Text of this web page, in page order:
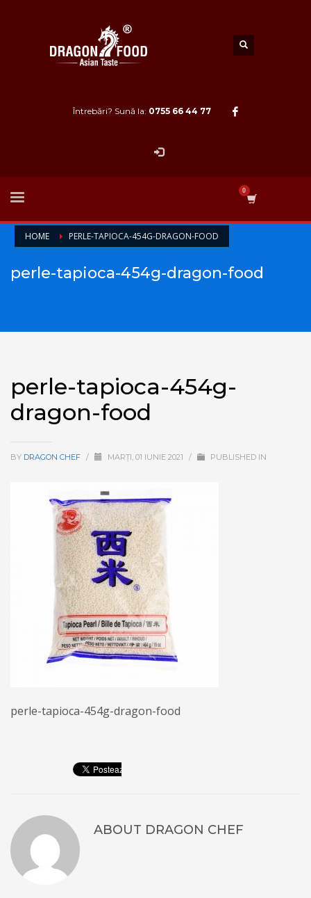
Întrebări? Sună la: 0755 66 44 77
HOME PERLE-TAPIOCA-454G-DRAGON-FOOD
perle-tapioca-454g-dragon-food
perle-tapioca-454g-
dragon-food
BY DRAGON CHEF / MARȚI, 01 IUNIE 2021 / PUBLISHED IN
perle-tapioca-454g-dragon-food
ABOUT DRAGON CHEF